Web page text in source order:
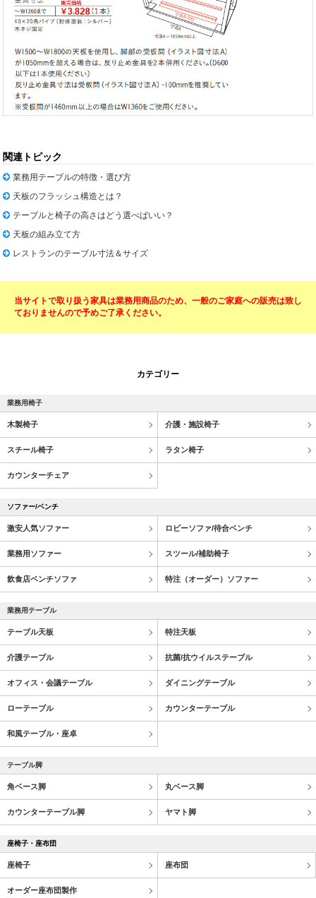
関連トピック
業務用テーブルの特徴・選び方
天板のフラッシュ構造とは？
テーブルと椅子の高さはどう選べばいい？
天板の組み立て方
レストランのテーブル寸法＆サイズ
当サイトで取り扱う家具は業務用商品のため、一般のご家庭への販売は致し
ておりませんので予めご了承ください。
カテゴリー
業務用椅子
木製椅子 介護・施設椅子
スチール椅子 ラタン椅子
カウンターチェア
ソファー/ベンチ
激安人気ソファー ロビーソファ/待合ベンチ
業務用ソファー スツール/補助椅子
飲食店ベンチソファ 特注（オーダー）ソファー
業務用テーブル
テーブル天板 特注天板
介護テーブル 抗菌/抗ウイルステーブル
オフィス・会議テーブル ダイニングテーブル
ローテーブル カウンターテーブル
和風テーブル・座卓
テーブル脚
角ベース脚 丸ベース脚
カウンターテーブル脚 ヤマト脚
座椅子・座布団
座椅子 座布団
オーダー座布団製作